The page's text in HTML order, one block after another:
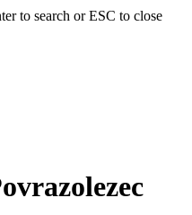
to search or ESC to close